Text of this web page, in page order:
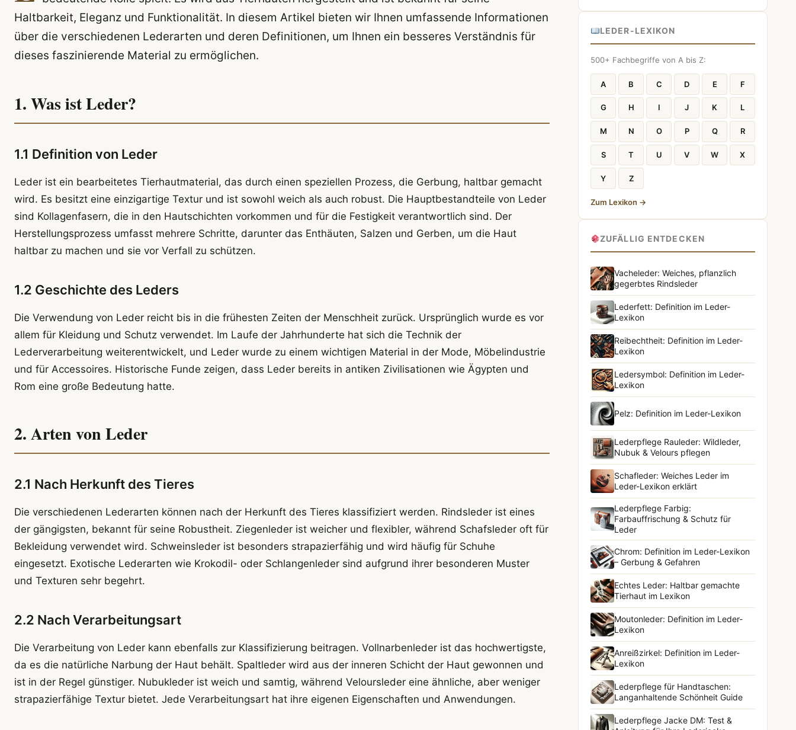
Haltbarkeit, Eleganz und Funktionalität. In diesem Artikel bieten wir Ihnen umfassende Informationen
über die verschiedenen Lederarten und deren Definitionen, um Ihnen ein besseres Verständnis für
dieses faszinierende Material zu ermöglichen.
1. Was ist Leder?
1.1 Definition von Leder
Leder ist ein bearbeitetes Tierhautmaterial, das durch einen speziellen Prozess, die Gerbung, haltbar gemacht
wird. Es besitzt eine einzigartige Textur und ist sowohl weich als auch robust. Die Hauptbestandteile von Leder
sind Kollagenfasern, die in den Hautschichten vorkommen und für die Festigkeit verantwortlich sind. Der
Herstellungsprozess umfasst mehrere Schritte, darunter das Enthäuten, Salzen und Gerben, um die Haut
haltbar zu machen und sie vor Verfall zu schützen.
1.2 Geschichte des Leders
Die Verwendung von Leder reicht bis in die frühesten Zeiten der Menschheit zurück. Ursprünglich wurde es vor
allem für Kleidung und Schutz verwendet. Im Laufe der Jahrhunderte hat sich die Technik der
Lederverarbeitung weiterentwickelt, und Leder wurde zu einem wichtigen Material in der Mode, Möbelindustrie
und für Accessoires. Historische Funde zeigen, dass Leder bereits in antiken Zivilisationen wie Ägypten und
Rom eine große Bedeutung hatte.
2. Arten von Leder
2.1 Nach Herkunft des Tieres
Die verschiedenen Lederarten können nach der Herkunft des Tieres klassifiziert werden. Rindsleder ist eines
der gängigsten, bekannt für seine Robustheit. Ziegenleder ist weicher und flexibler, während Schafsleder oft für
Bekleidung verwendet wird. Schweinsleder ist besonders strapazierfähig und wird häufig für Schuhe
eingesetzt. Exotische Lederarten wie Krokodil- oder Schlangenleder sind aufgrund ihrer besonderen Muster
und Texturen sehr begehrt.
2.2 Nach Verarbeitungsart
Die Verarbeitung von Leder kann ebenfalls zur Klassifizierung beitragen. Vollnarbenleder ist das hochwertigste,
da es die natürliche Narbung der Haut behält. Spaltleder wird aus der inneren Schicht der Haut gewonnen und
ist in der Regel günstiger. Nubukleder ist weich und samtig, während Veloursleder eine ähnliche, aber weniger
strapazierfähige Textur bietet. Jede Verarbeitungsart hat ihre eigenen Eigenschaften und Anwendungen.
LEDER-LEXIKON
500+ Fachbegriffe von A bis Z:
A B C D E F
G H I J K L
M N O P Q R
S T U V W X
Y Z
Zum Lexikon →
ZUFÄLLIG ENTDECKEN
Vacheleder: Weiches, pflanzlich
gegerbtes Rindsleder
Lederfett: Definition im Leder-
Lexikon
Reibechtheit: Definition im Leder-
Lexikon
Ledersymbol: Definition im Leder-
Lexikon
Pelz: Definition im Leder-Lexikon
Lederpflege Rauleder: Wildleder,
Nubuk & Velours pflegen
Schafleder: Weiches Leder im
Leder-Lexikon erklärt
Lederpflege Farbig:
Farbauffrischung & Schutz für
Leder
Chrom: Definition im Leder-Lexikon
– Gerbung & Gefahren
Echtes Leder: Haltbar gemachte
Tierhaut im Lexikon
Moutonleder: Definition im Leder-
Lexikon
Anreißzirkel: Definition im Leder-
Lexikon
Lederpflege für Handtaschen:
Langanhaltende Schönheit Guide
Lederpflege Jacke DM: Test &